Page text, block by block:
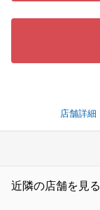
店舗詳細
近隣の店舗を見る